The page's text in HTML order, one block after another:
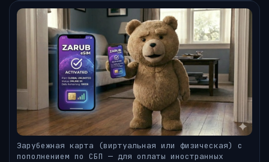
Зарубежная карта (виртуальная или физическая) с
пополнением по СБП — для оплаты иностранных